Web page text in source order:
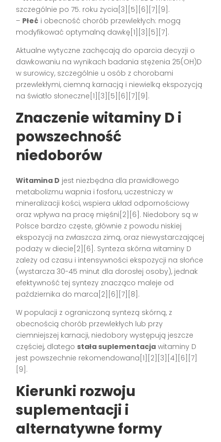
szczególnie po 75. roku życia[3][5][6][7][9].
– Płeć i obecność chorób przewlekłych: mogą
modyfikować optymalną dawkę[1][3][5][7].
Aktualne wytyczne zachęcają do oparcia decyzji o
dawkowaniu na wynikach badania stężenia 25(OH)D
w surowicy, szczególnie u osób z chorobami
przewlekłymi, ciemną karnacją i niewielką ekspozycją
na światło słoneczne[1][3][5][6][7][9].
Znaczenie witaminy D i
powszechność
niedoborów
Witamina D jest niezbędna dla prawidłowego
metabolizmu wapnia i fosforu, uczestniczy w
mineralizacji kości, wspiera układ odpornościowy
oraz wpływa na pracę mięśni[2][6]. Niedobory są w
Polsce bardzo częste, głównie z powodu niskiej
ekspozycji na zwłaszcza zimą, oraz niewystarczającej
podaży w diecie[2][6]. Synteza skórna witaminy D
zależy od czasu i intensywności ekspozycji na słońce
(wystarcza 30-45 minut dla dorosłej osoby), jednak
efektywność tej syntezy znacząco maleje od
października do marca[2][6][7][8].
W populacji z ograniczoną syntezą skórną, z
obecnością chorób przewlekłych lub przy
ciemniejszej karnacji, niedobory występują jeszcze
częściej, dlatego stała suplementacja witaminy D
jest powszechnie rekomendowana[1][2][3][4][6][7]
[9].
Kierunki rozwoju
suplementacji i
alternatywne formy